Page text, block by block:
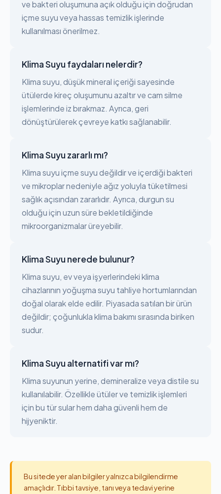
ve bakteri oluşumuna açık olduğu için doğrudan
içme suyu veya hassas temizlik işlerinde
kullanılması önerilmez.
Klima Suyu faydaları nelerdir?
Klima suyu, düşük mineral içeriği sayesinde
ütülerde kireç oluşumunu azaltır ve cam silme
işlemlerinde iz bırakmaz. Ayrıca, geri
dönüştürülerek çevreye katkı sağlanabilir.
Klima Suyu zararlı mı?
Klima suyu içme suyu değildir ve içerdiği bakteri
ve mikroplar nedeniyle ağız yoluyla tüketilmesi
sağlık açısından zararlıdır. Ayrıca, durgun su
olduğu için uzun süre bekletildiğinde
mikroorganizmalar üreyebilir.
Klima Suyu nerede bulunur?
Klima suyu, ev veya işyerlerindeki klima
cihazlarının yoğuşma suyu tahliye hortumlarından
doğal olarak elde edilir. Piyasada satılan bir ürün
değildir; çoğunlukla klima bakımı sırasında biriken
sudur.
Klima Suyu alternatifi var mı?
Klima suyunun yerine, demineralize veya distile su
kullanılabilir. Özellikle ütüler ve temizlik işlemleri
için bu tür sular hem daha güvenli hem de
hijyeniktir.
Bu sitede yer alan bilgiler yalnızca bilgilendirme
amaçlıdır. Tıbbi tavsiye, tanı veya tedavi yerine